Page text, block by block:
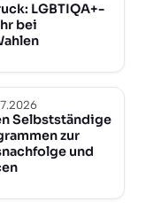
LGBTIQA+-
bei
Selbstständige
zur
und